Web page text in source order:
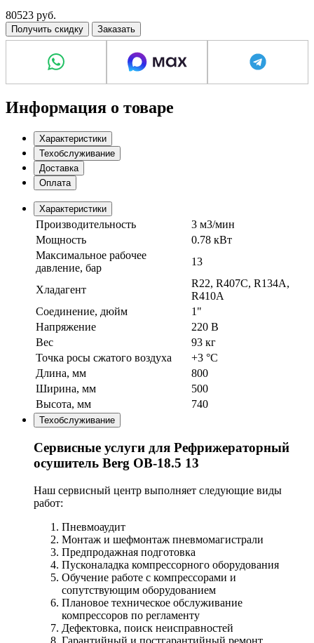
80523 руб.
Получить скидку Заказать
Информация о товаре
Характеристики
Техобслуживание
Доставка
Оплата
Характеристики
Производительность
3 м3/мин
Мощность
0.78 кВт
Максимальное рабочее
давление, бар
13
Хладагент
R22, R407C, R134A,
R410A
Соединение, дюйм
1"
Напряжение
220 В
Вес
93 кг
Точка росы сжатого воздуха
+3 °С
Длина, мм
800
Ширина, мм
500
Высота, мм
740
Техобслуживание
Сервисные услуги для Рефрижераторный
осушитель Berg OB-18.5 13
Наш сервисный центр выполняет следующие виды
работ:
Пневмоаудит
Монтаж и шефмонтаж пневмомагистрали
Предпродажная подготовка
Пусконаладка компрессорного оборудования
Обучение работе с компрессорами и
сопутствующим оборудованием
Плановое техническое обслуживание
компрессоров по регламенту
Дефектовка, поиск неисправностей
Гарантийный и постгарантийный ремонт